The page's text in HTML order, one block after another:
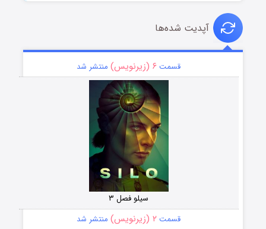
آپدیت شده‌ها
قسمت ۶ (زیرنویس) منتشر شد
سیلو فصل ۳
قسمت ۲ (زیرنویس) منتشر شد